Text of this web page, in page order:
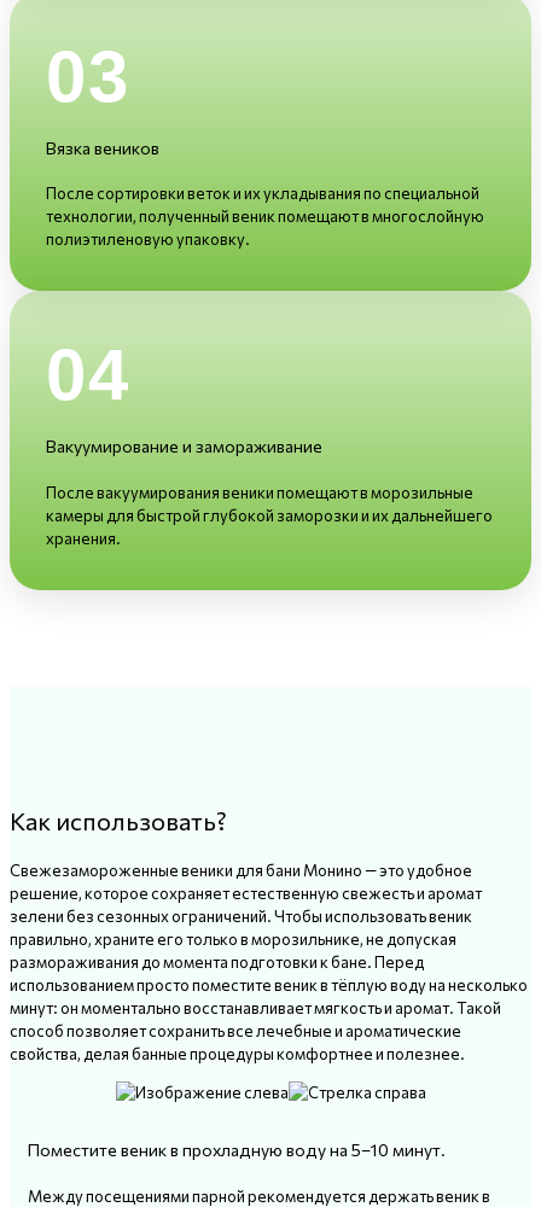
03
Вязка веников
После сортировки веток и их укладывания по специальной
технологии, полученный веник помещают в многослойную
полиэтиленовую упаковку.
04
Вакуумирование и замораживание
После вакуумирования веники помещают в морозильные
камеры для быстрой глубокой заморозки и их дальнейшего
хранения.
Как использовать?
Свежезамороженные веники для бани Монино — это удобное
решение, которое сохраняет естественную свежесть и аромат
зелени без сезонных ограничений. Чтобы использовать веник
правильно, храните его только в морозильнике, не допуская
размораживания до момента подготовки к бане. Перед
использованием просто поместите веник в тёплую воду на несколько
минут: он моментально восстанавливает мягкость и аромат. Такой
способ позволяет сохранить все лечебные и ароматические
свойства, делая банные процедуры комфортнее и полезнее.
Поместите веник в прохладную воду на 5–10 минут.
Между посещениями парной рекомендуется держать веник в